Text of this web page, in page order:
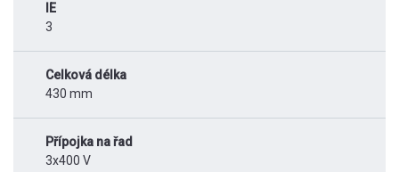
IE
3
Celková délka
430 mm
Přípojka na řad
3x400 V